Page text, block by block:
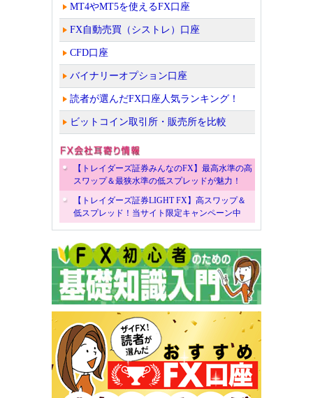
MT4やMT5を使えるFX口座
FX自動売買（シストレ）口座
CFD口座
バイナリーオプション口座
読者が選んだFX口座人気ランキング！
ビットコイン取引所・販売所を比較
【トレイダーズ証券みんなのFX】最高水準の高
スワップ＆最狭水準の低スプレッドが魅力！
【トレイダーズ証券LIGHT FX】高スワップ＆
低スプレッド！当サイト限定キャンペーン中